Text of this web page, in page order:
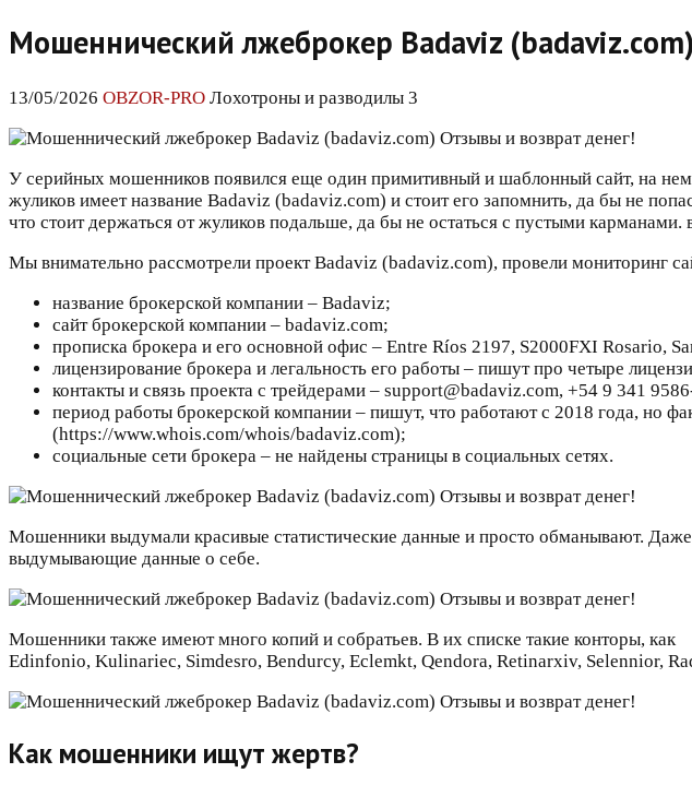
Мошеннический лжеброкер Badaviz
13/05/2026 OBZOR-PRO Лохотроны и разводилы 3
У серийных мошенников появился еще один примитивный и шаблонный сайт, на
жуликов имеет название Badaviz (badaviz.com) и стоит его запомнить, да бы не
что стоит держаться от жуликов подальше, да бы не остаться с пустыми карманами.
Мы внимательно рассмотрели проект Badaviz (badaviz.com), провели мониторинг
название брокерской компании – Badaviz;
сайт брокерской компании – badaviz.com;
прописка брокера и его основной офис – Entre Ríos 2197, S2000FXI Rosario,
лицензирование брокера и легальность его работы – пишут про четыре
контакты и связь проекта с трейдерами – support@badaviz.com, +54 9 341
период работы брокерской компании – пишут, что работают с 2018 года, но
(https://www.whois.com/whois/badaviz.com);
социальные сети брокера – не найдены страницы в социальных сетях.
Мошенники выдумали красивые статистические данные и просто обманывают.
выдумывающие данные о себе.
Мошенники также имеют много копий и собратьев. В их списке такие конторы, как
Edinfonio, Kulinariec, Simdesro, Bendurcy, Eclemkt, Qendora, Retinarxiv, Selennior,
Как мошенники ищут жертв?